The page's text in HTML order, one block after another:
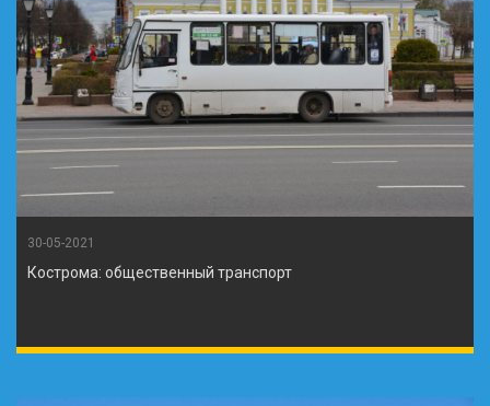
30-05-2021
Кострома: общественный транспорт